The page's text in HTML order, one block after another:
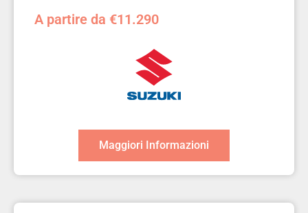
A partire da €11.290
Maggiori Informazioni